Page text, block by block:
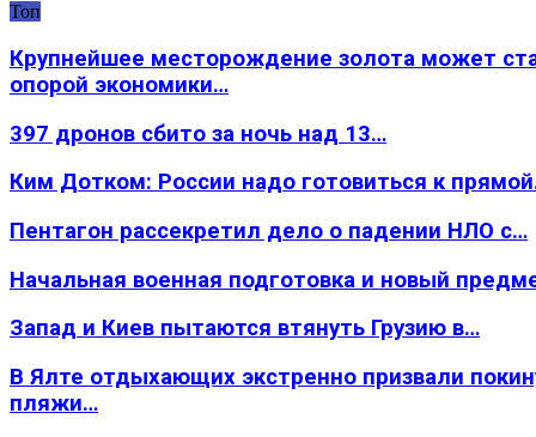
Топ
Крупнейшее месторождение золота может
опорой экономики…
397 дронов сбито за ночь над 13…
Ким Дотком: России надо готовиться к
Пентагон рассекретил дело о падении НЛО с…
Начальная военная подготовка и новый
Запад и Киев пытаются втянуть Грузию в…
В Ялте отдыхающих экстренно призвали
пляжи…